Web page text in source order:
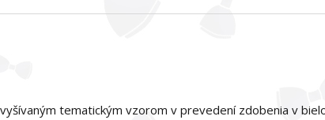
tematickým vzorom v prevedení zdobenia v